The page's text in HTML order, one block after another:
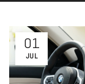
01
JUL